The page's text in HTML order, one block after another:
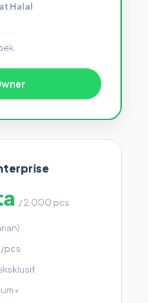
Halal
/ 2.000 pcs
pcs